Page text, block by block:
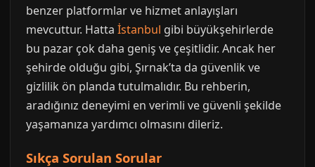
benzer platformlar ve hizmet anlayışları
mevcuttur. Hatta İstanbul gibi büyükşehirlerde
bu pazar çok daha geniş ve çeşitlidir. Ancak her
şehirde olduğu gibi, Şırnak’ta da güvenlik ve
gizlilik ön planda tutulmalıdır. Bu rehberin,
aradığınız deneyimi en verimli ve güvenli şekilde
yaşamanıza yardımcı olmasını dileriz.
Sıkça Sorulan Sorular